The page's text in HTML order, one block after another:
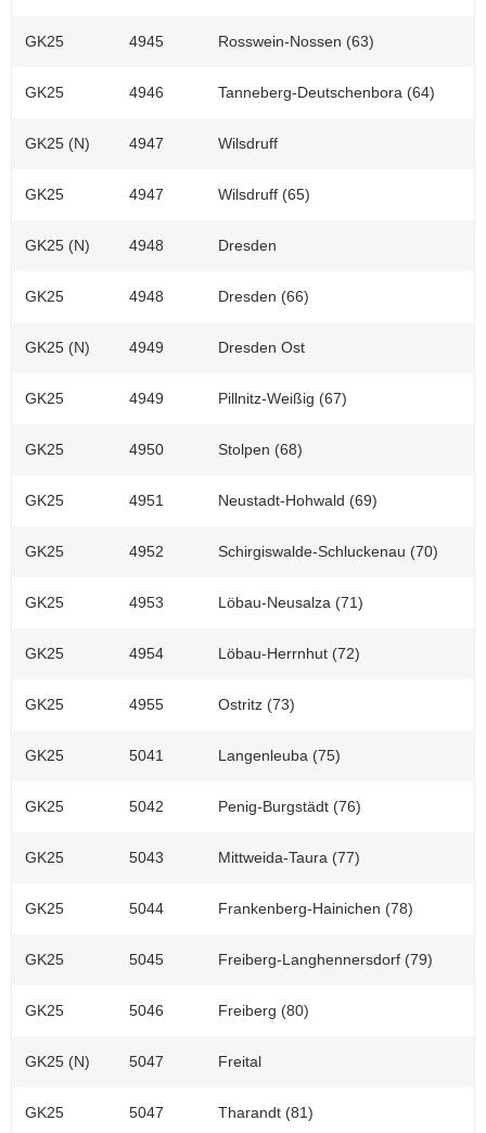
GK25 4945 Rosswein-Nossen (63)
GK25 4946 Tanneberg-Deutschenbora (64)
GK25 (N) 4947 Wilsdruff
GK25 4947 Wilsdruff (65)
GK25 (N) 4948 Dresden
GK25 4948 Dresden (66)
GK25 (N) 4949 Dresden Ost
GK25 4949 Pillnitz-Weißig (67)
GK25 4950 Stolpen (68)
GK25 4951 Neustadt-Hohwald (69)
GK25 4952 Schirgiswalde-Schluckenau (70)
GK25 4953 Löbau-Neusalza (71)
GK25 4954 Löbau-Herrnhut (72)
GK25 4955 Ostritz (73)
GK25 5041 Langenleuba (75)
GK25 5042 Penig-Burgstädt (76)
GK25 5043 Mittweida-Taura (77)
GK25 5044 Frankenberg-Hainichen (78)
GK25 5045 Freiberg-Langhennersdorf (79)
GK25 5046 Freiberg (80)
GK25 (N) 5047 Freital
GK25 5047 Tharandt (81)